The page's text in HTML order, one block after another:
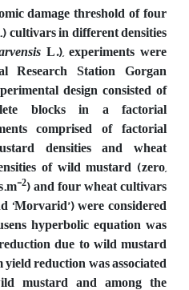
damage threshold of four
cultivars in different densities
L.), experiments were
Research Station Gorgan
design consisted of
blocks in a factorial
comprised of factorial
densities and wheat
of wild mustard (zero,
-2) and four wheat cultivars
‘Morvarid’) were considered
hyperbolic equation was
due to wild mustard
reduction was associated
mustard and among the